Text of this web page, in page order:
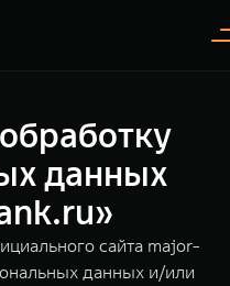
данных
сайта major-
данных и/или